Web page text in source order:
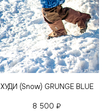
ХУДИ (Snow) GRUNGE BLUE
8 500 ₽